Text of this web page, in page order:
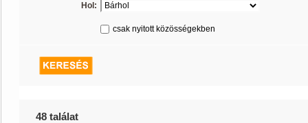
Hol:
csak nyitott közösségekben
48 találat